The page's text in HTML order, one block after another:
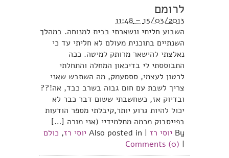
לרומם
15/03/2013 – 11:48
השבוע חליתי ונשארתי בבית למנוחה. במהלך
השנתיים בתוכנית מעולם לא חליתי עד כי
נאלצתי להישאר מרותק למיטה. ככה
התבוססתי לי בדיכאון המחלה והתחלתי
לרטון לעצמי, סססעמק, מה השתבש שאני
צריך לשבת עם חום גבוה בשרב כבד, אה!??
ובדיוק אז, כשחשבתי ששום דבר כבר לא
יכול להיות גרוע יותר,קיבלתי מספר הודעות
בפייסבוק מכמה מתלמידיי (אני מורה […]
By יוסי רז |
Also posted in יוסי רז, כולם
|
Comments (0)